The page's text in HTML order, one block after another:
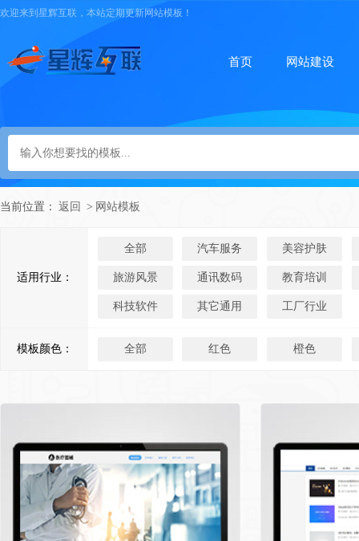
欢迎来到星辉互联，本站定期更新网站模板！
首页 网站建设
当前位置： 返回 > 网站模板
适用行业：
全部 汽车服务 美容护肤
旅游风景 通讯数码 教育培训
科技软件 其它通用 工厂行业
模板颜色： 全部 红色 橙色